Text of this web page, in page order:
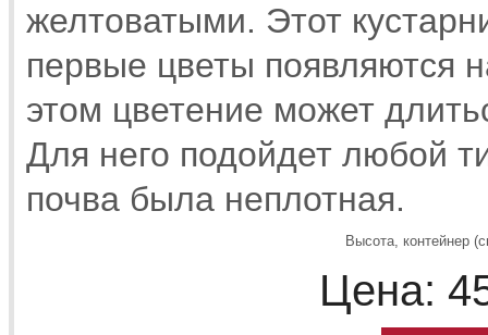
желтоватыми. Этот
первые цветы появляются
этом цветение может
Для него подойдет любой
почва была неплотная.
Высота, контейнер
Цена: